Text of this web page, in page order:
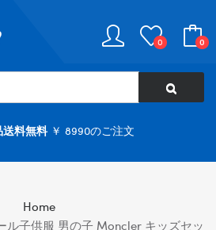
0 0
送料無料￥ 8990のご注文
Home
ル子供服 男の子 Moncler キッズセッ